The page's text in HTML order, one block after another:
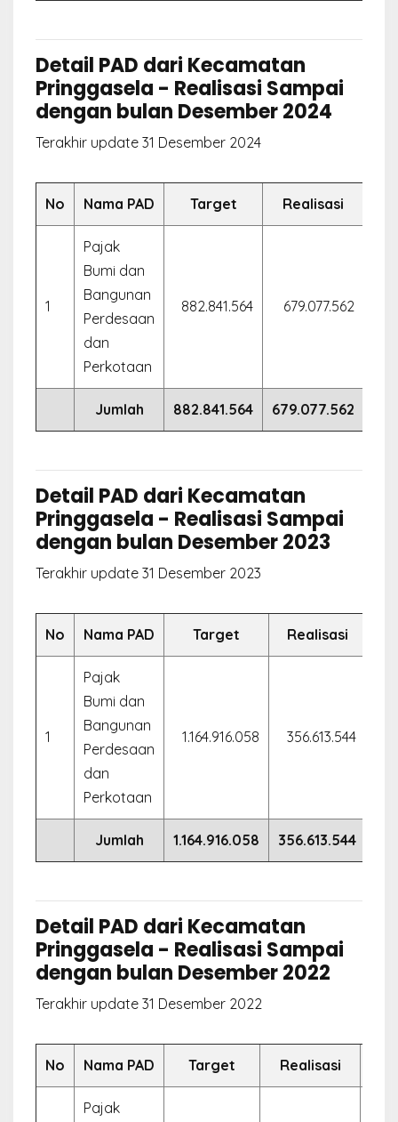
Detail PAD dari Kecamatan
Pringgasela - Realisasi Sampai
dengan bulan Desember 2024
Terakhir update 31 Desember 2024
No Nama PAD Target Realisasi
1
Pajak
Bumi dan
Bangunan
Perdesaan
dan
Perkotaan
882.841.564 679.077.562
Jumlah 882.841.564 679.077.562
Detail PAD dari Kecamatan
Pringgasela - Realisasi Sampai
dengan bulan Desember 2023
Terakhir update 31 Desember 2023
No Nama PAD Target Realisasi
1
Pajak
Bumi dan
Bangunan
Perdesaan
dan
Perkotaan
1.164.916.058 356.613.544
Jumlah 1.164.916.058 356.613.544
Detail PAD dari Kecamatan
Pringgasela - Realisasi Sampai
dengan bulan Desember 2022
Terakhir update 31 Desember 2022
No Nama PAD Target Realisasi
Pajak